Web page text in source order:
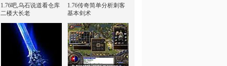
1.76吧,乌石说道看仓库
二楼大长老
1.76传奇简单分析刺客
基本剑术